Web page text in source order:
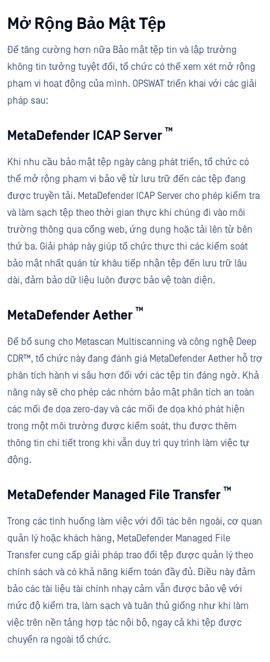
Mở Rộng Bảo Mật Tệp
Để tăng cường hơn nữa Bảo mật tệp tin và lập trường
không tin tưởng tuyệt đối, tổ chức có thể xem xét mở rộng
phạm vi hoạt động của mình. OPSWAT triển khai với các giải
pháp sau:
MetaDefender ICAP Server ™
Khi nhu cầu bảo mật tệp ngày càng phát triển, tổ chức có
thể mở rộng phạm vi bảo vệ từ lưu trữ đến các tệp đang
được truyền tải. MetaDefender ICAP Server cho phép kiểm tra
và làm sạch tệp theo thời gian thực khi chúng đi vào môi
trường thông qua cổng web, ứng dụng hoặc tải lên từ bên
thứ ba. Giải pháp này giúp tổ chức thực thi các kiểm soát
bảo mật nhất quán từ khâu tiếp nhận tệp đến lưu trữ lâu
dài, đảm bảo dữ liệu luôn được bảo vệ toàn diện.
MetaDefender Aether ™
Để bổ sung cho Metascan Multiscanning và công nghệ Deep
CDR™, tổ chức này đang đánh giá MetaDefender Aether hỗ trợ
phân tích hành vi sâu hơn đối với các tệp tin đáng ngờ. Khả
năng này sẽ cho phép các nhóm bảo mật phân tích an toàn
các mối đe dọa zero-day và các mối đe dọa khó phát hiện
trong một môi trường được kiểm soát, thu được thêm
thông tin chi tiết trong khi vẫn duy trì quy trình làm việc tự
động.
MetaDefender Managed File Transfer ™
Trong các tình huống làm việc với đối tác bên ngoài, cơ quan
quản lý hoặc khách hàng, MetaDefender Managed File
Transfer cung cấp giải pháp trao đổi tệp được quản lý theo
chính sách và có khả năng kiểm toán đầy đủ. Điều này đảm
bảo các tài liệu tài chính nhạy cảm vẫn được bảo vệ với
mức độ kiểm tra, làm sạch và tuân thủ giống như khi làm
việc trên nền tảng hợp tác nội bộ, ngay cả khi tệp được
chuyển ra ngoài tổ chức.